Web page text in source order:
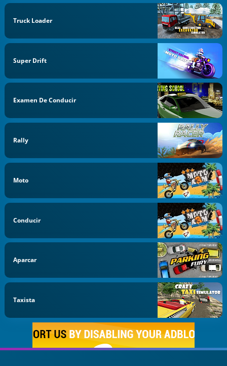
Truck Loader
Super Drift
Examen De Conducir
Rally
Moto
Conducir
Aparcar
Taxista